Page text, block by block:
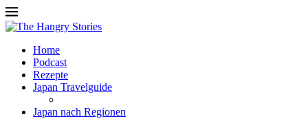
Home
Podcast
Rezepte
Japan Travelguide
Japan nach Regionen